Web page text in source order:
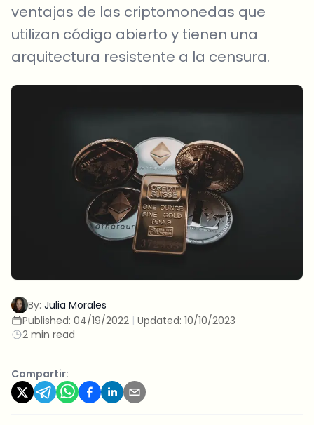
ventajas de las criptomonedas que
utilizan código abierto y tienen una
arquitectura resistente a la censura.
By: Julia Morales
Published: 04/19/2022 | Updated: 10/10/2023
2 min read
Compartir: